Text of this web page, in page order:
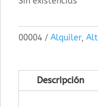
00004 Alquiler,
Descripción